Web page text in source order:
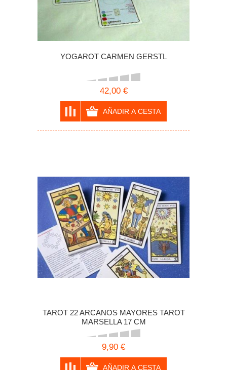
YOGAROT CARMEN GERSTL
42,00 €
TAROT 22 ARCANOS MAYORES TAROT
MARSELLA 17 CM
9,90 €